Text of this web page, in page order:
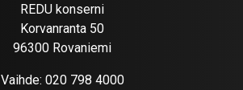
REDU konserni
Korvanranta 50
96300 Rovaniemi
Vaihde: 020 798 4000